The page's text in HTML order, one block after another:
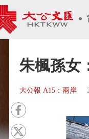
朱楓孫女
大公報 A15：兩岸